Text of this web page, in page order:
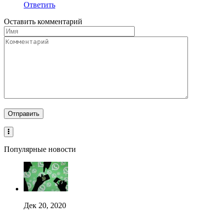
Ответить
Оставить комментарий
Популярные новости
Дек 20, 2020